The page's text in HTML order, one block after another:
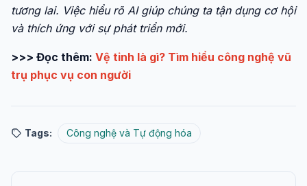
tương lai. Việc hiểu rõ AI giúp chúng ta tận dụng cơ hội
và thích ứng với sự phát triển mới.
>>> Đọc thêm: Vệ tinh là gì? Tìm hiểu công nghệ vũ
trụ phục vụ con người
Tags: Công nghệ và Tự động hóa